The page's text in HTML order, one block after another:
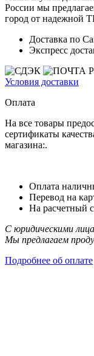
России мы
город от надежной
Доставка по
Экспресс
Условия доставки
Оплата
На все товары
сертификаты
магазина:.
Оплата
Перевод на
На расчетный
С юридическими
Мы предлагаем
Подробнее об оплате